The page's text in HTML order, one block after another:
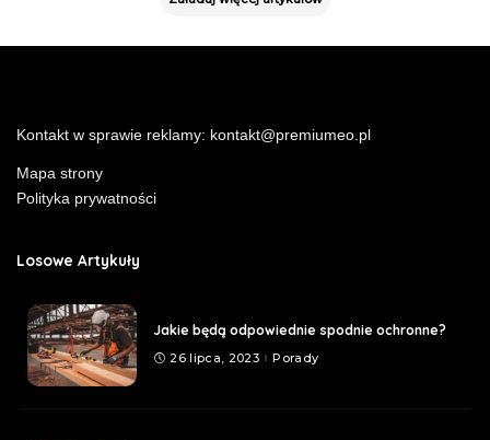
Kontakt w sprawie reklamy: kontakt@premiumeo.pl
Mapa strony
Polityka prywatności
Losowe Artykuły
Jakie będą odpowiednie spodnie ochronne?
26 lipca, 2023 Porady